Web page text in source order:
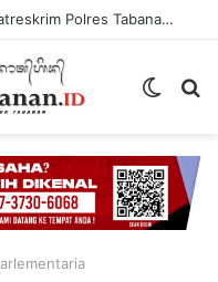
Utamakan Keadilan Restoratif, Satreskrim Polres Tabanan Gelar Perkara Kasus Penganiayaan Anak
Switch